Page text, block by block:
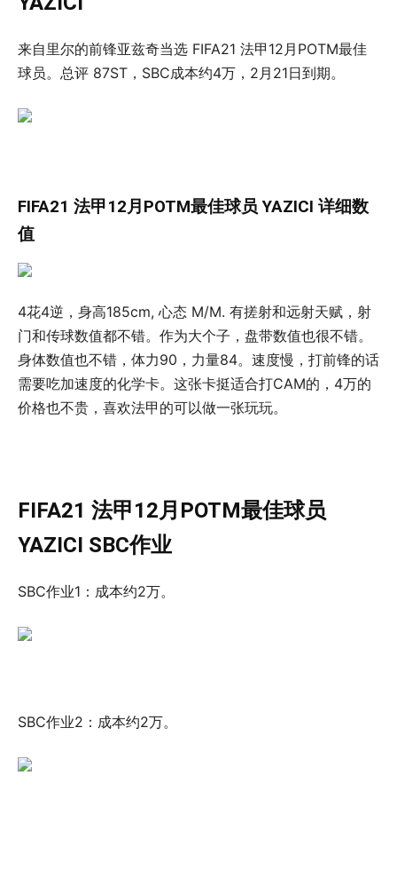
来自里尔的前锋亚兹奇当选 FIFA21 法甲12月POTM最佳
球员。总评 87ST，SBC成本约4万，2月21日到期。
FIFA21 法甲12月POTM最佳球员 YAZICI 详细数
值
4花4逆，身高185cm, 心态 M/M. 有搓射和远射天赋，射
门和传球数值都不错。作为大个子，盘带数值也很不错。
身体数值也不错，体力90，力量84。速度慢，打前锋的话
需要吃加速度的化学卡。这张卡挺适合打CAM的，4万的
价格也不贵，喜欢法甲的可以做一张玩玩。
FIFA21 法甲12月POTM最佳球员
YAZICI SBC作业
SBC作业1：成本约2万。
SBC作业2：成本约2万。